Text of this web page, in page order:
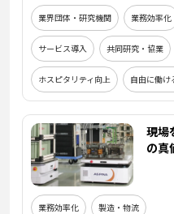
業界団体・研究機関 業務効率化
サービス導入 共同研究・協業
ホスピタリティ向上 自由に働け
現場
の真
業務効率化 製造・物流